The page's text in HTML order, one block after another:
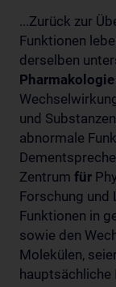
...Zurück zur
Funktionen
derselben
Pharmakologie
und
abnormale
Zentrum für
Forschung und
Funktionen in
sowie den
Molekülen,